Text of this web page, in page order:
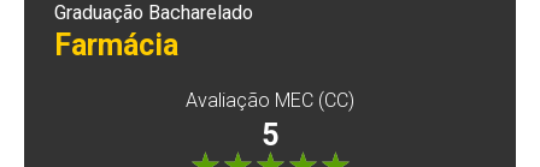
Graduação Bacharelado
Farmácia
Avaliação MEC (CC)
5